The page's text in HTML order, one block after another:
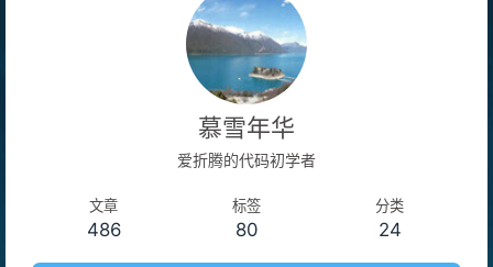
慕雪年华
爱折腾的代码初学者
文章
486
标签
80
分类
24